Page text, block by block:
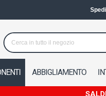
ABBIGLIAMENTO